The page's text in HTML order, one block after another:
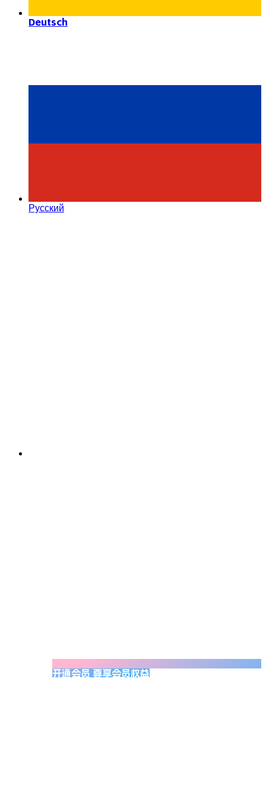
Deutsch
Русский
开通会员 尊享会员权益